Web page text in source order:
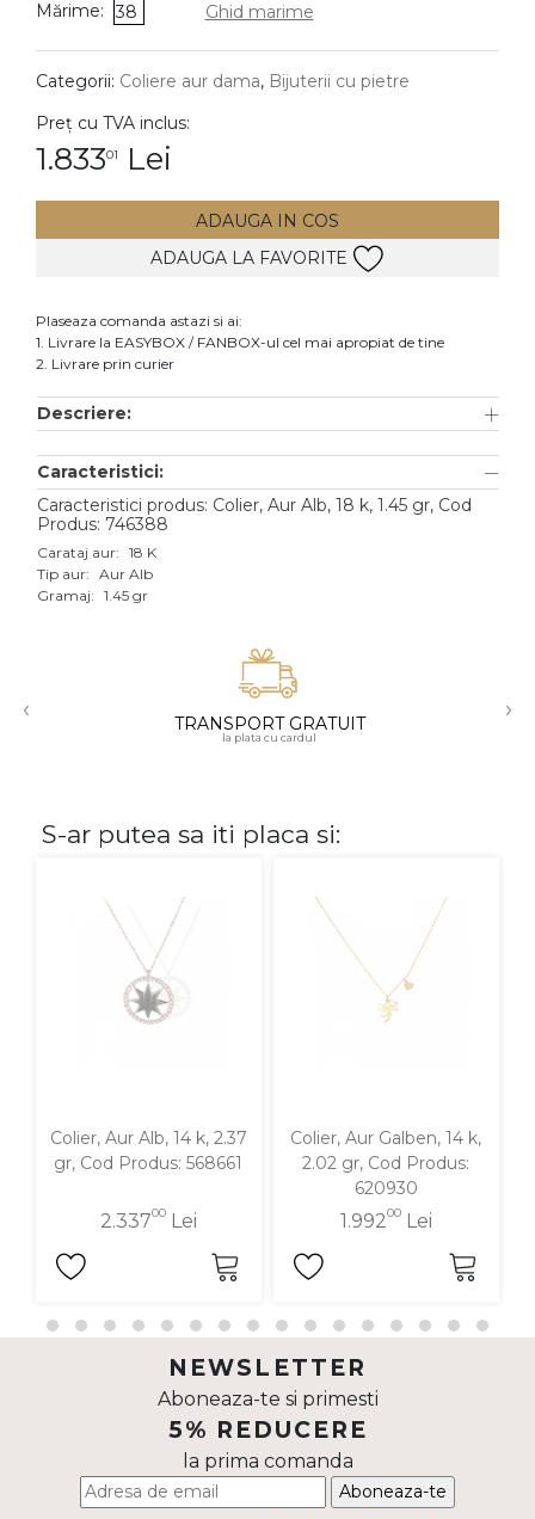
DIAMANTE Vezi toate
Cercei
Accesorii
Aur alb
Aur roz
Aur mixt
18K
Cu pietre
Mărime: 38 Ghid marime
Categorii: Coliere aur dama, Bijuterii cu pietre
Preț cu TVA inclus:
1.83301 Lei
ADAUGA IN COS
ADAUGA LA FAVORITE
Plaseaza comanda astazi si ai:
1. Livrare la EASYBOX / FANBOX-ul cel mai apropiat de tine
2. Livrare prin curier
Descriere:
Caracteristici:
Caracteristici produs: Colier, Aur Alb, 18 k, 1.45 gr, Cod
Produs: 746388
Carataj aur: 18 K
Tip aur: Aur Alb
Gramaj: 1.45 gr
‹ TRANSPORT GRATUIT
la plata cu cardul
›
S-ar putea sa iti placa si:
Colier, Aur Alb, 14 k, 2.37
gr, Cod Produs: 568661
2.33700Lei
Colier, Aur Galben, 14 k,
2.02 gr, Cod Produs:
620930
1.99200Lei
NEWSLETTER
Aboneaza-te si primesti
5% REDUCERE
la prima comanda
Aboneaza-te